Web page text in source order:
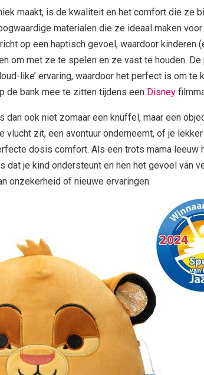
maakt, is de kwaliteit en het comfort die ze
materialen die ze ideaal maken
op een haptisch gevoel, waardoor kinderen
om met ze te spelen en ze vast te houden.
like’ ervaring, waardoor het perfect is om te
de bank mee te zitten tijdens een Disney
dan ook niet zomaar een knuffel, maar een
vlucht zit, een avontuur onderneemt, of je
dosis comfort. Als een trots mama leeuw
dat je kind ondersteunt en hen het gevoel van
onzekerheid of nieuwe ervaringen.